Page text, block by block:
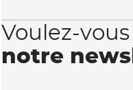
Voulez-
notre